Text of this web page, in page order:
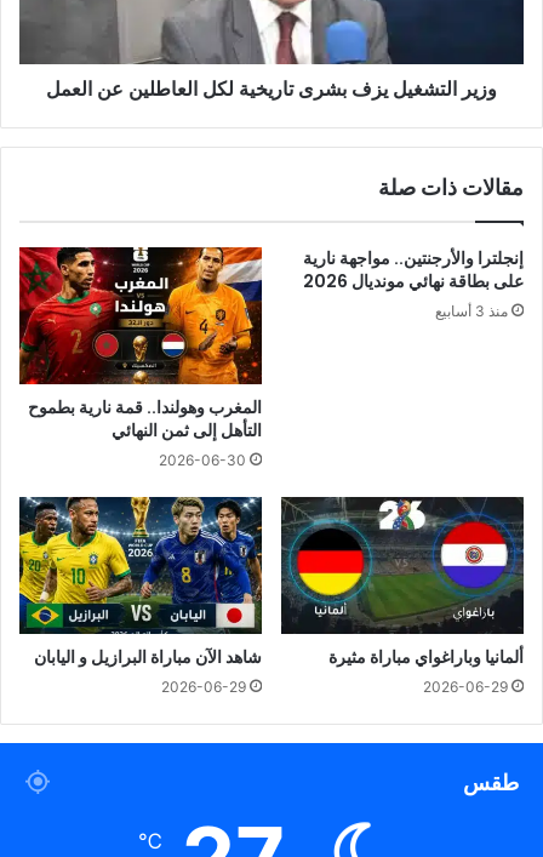
العمل
وزير التشغيل يزف بشرى تاريخية لكل العاطلين عن العمل
مقالات ذات صلة
إنجلترا والأرجنتين.. مواجهة نارية
على بطاقة نهائي مونديال 2026
منذ 3 أسابيع
المغرب وهولندا.. قمة نارية بطموح
التأهل إلى ثمن النهائي
2026-06-30
ألمانيا وباراغواي مباراة مثيرة
2026-06-29
شاهد الآن مباراة البرازيل و اليابان
2026-06-29
طقس
℃